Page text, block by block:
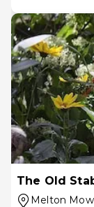
The Old
Melton